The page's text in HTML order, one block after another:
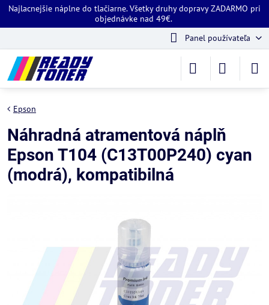
Najlacnejšie náplne do tlačiarne. Všetky druhy dopravy ZADARMO pri
objednávke nad 49€.
Panel používateľa
Epson
Náhradná atramentová náplň
Epson T104 (C13T00P240) cyan
(modrá), kompatibilná